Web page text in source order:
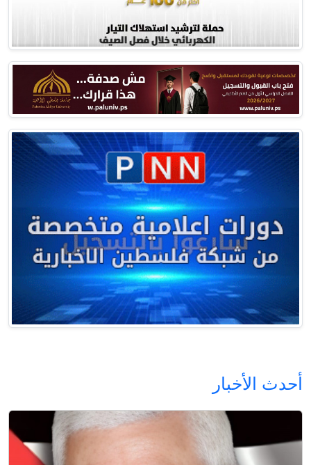
أحدث الأخبار